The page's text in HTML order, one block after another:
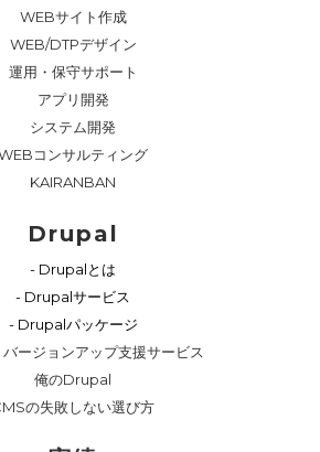
WEBサイト作成
WEB/DTPデザイン
運用・保守サポート
アプリ開発
システム開発
コンサルティング
KAIRANBAN
Drupal
- Drupalとは
- Drupalサービス
- Drupalパッケージ
バージョンアップ支援サービス
俺のDrupal
の失敗しない選び方